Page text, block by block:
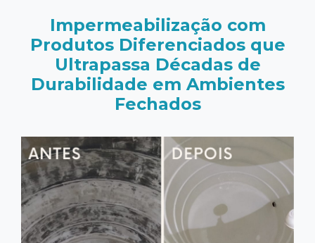
Impermeabilização com
Produtos Diferenciados que
Ultrapassa Décadas de
Durabilidade em Ambientes
Fechados